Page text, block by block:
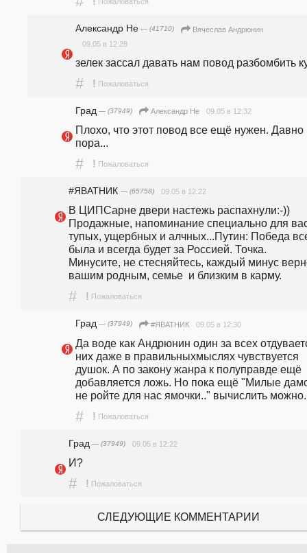
Александр Не — (41710)
Вячеслав Андрюнин
09.05 в 12:28
зелек зассал давать нам повод разбомбить
# ! Пожаловаться
Град — (37949) Александр Не 09.05 в 12:32
Плохо, что этот повод все ещё нужен. Давно
пора...
# ! Пожаловаться
#ЯВАТНИК — (65758) 09.05 в 12:22
В ЦИПСарне двери настежь распахнули:-))
Продажные, напоминание специально для
тупых, ущербных и алчных...Путин: Победа
была и всегда будет за Россией. Точка.
Минусите, не стесняйтесь, каждый минус
вашим родным, семье  и близким в карму.
# ! Пожаловаться
Град — (37949) #ЯВАТНИК 09.05 в 12:30
Да воде как Андрюнин один за всех
них даже в правильныхмыслях чувствуется
душок. А по закону жанра к полуправде ещё
добавляется ложь. Но пока ещё "Милые
не ройте для нас ямочки.." вычислить
# ! Пожаловаться
Град — (37949) 09.05 в 12:22
И?
# ! Пожаловаться
СЛЕДУЮЩИЕ КОММЕНТАРИИ